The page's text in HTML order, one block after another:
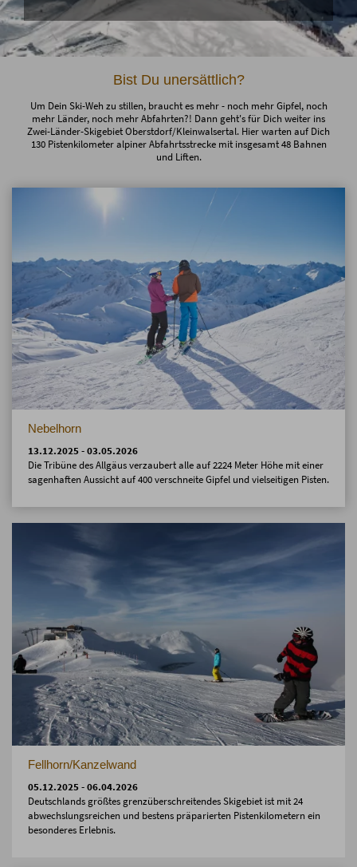
Bist Du unersättlich?
Um Dein Ski-Weh zu stillen, braucht es mehr - noch mehr Gipfel, noch
mehr Länder, noch mehr Abfahrten?! Dann geht's für Dich weiter ins
Zwei-Länder-Skigebiet Oberstdorf/Kleinwalsertal. Hier warten auf Dich
130 Pistenkilometer alpiner Abfahrtsstrecke mit insgesamt 48 Bahnen
und Liften.
Nebelhorn
13.12.2025 - 03.05.2026
Die Tribüne des Allgäus verzaubert alle auf 2224 Meter Höhe mit einer
sagenhaften Aussicht auf 400 verschneite Gipfel und vielseitigen Pisten.
Fellhorn/Kanzelwand
05.12.2025 - 06.04.2026
Deutschlands größtes grenzüberschreitendes Skigebiet ist mit 24
abwechslungsreichen und bestens präparierten Pistenkilometern ein
besonderes Erlebnis.